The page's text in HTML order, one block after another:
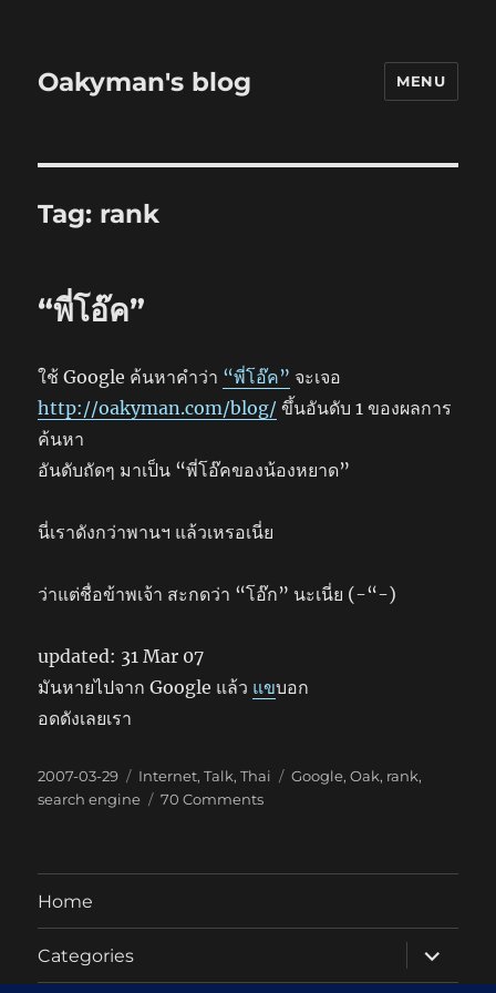
Oakyman's blog MENU
Tag: rank
“พี่โอ๊ค”
ใช้ Google ค้นหาคำว่า “พี่โอ๊ค” จะเจอ
http://oakyman.com/blog/ ขึ้นอันดับ 1 ของผลการ
ค้นหา
อันดับถัดๆ มาเป็น “พี่โอ๊คของน้องหยาด”
นี่เราดังกว่าพานฯ แล้วเหรอเนี่ย
ว่าแต่ชื่อข้าพเจ้า สะกดว่า “โอ๊ก” นะเนี่ย (-“-)
updated: 31 Mar 07
มันหายไปจาก Google แล้ว แขบอก
อดดังเลยเรา
Posted
on
2007-03-29 Categories
Internet,Talk,Thai Tags
Google,Oak, rank,
search engine
70 Commentson
Home
Categories
expand
child
menu